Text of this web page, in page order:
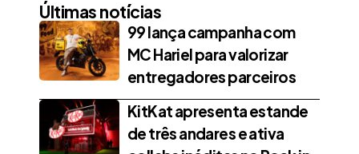
Últimas notícias
99 lança campanha com
MC Hariel para valorizar
entregadores parceiros
KitKat apresenta estande
de três andares e ativa